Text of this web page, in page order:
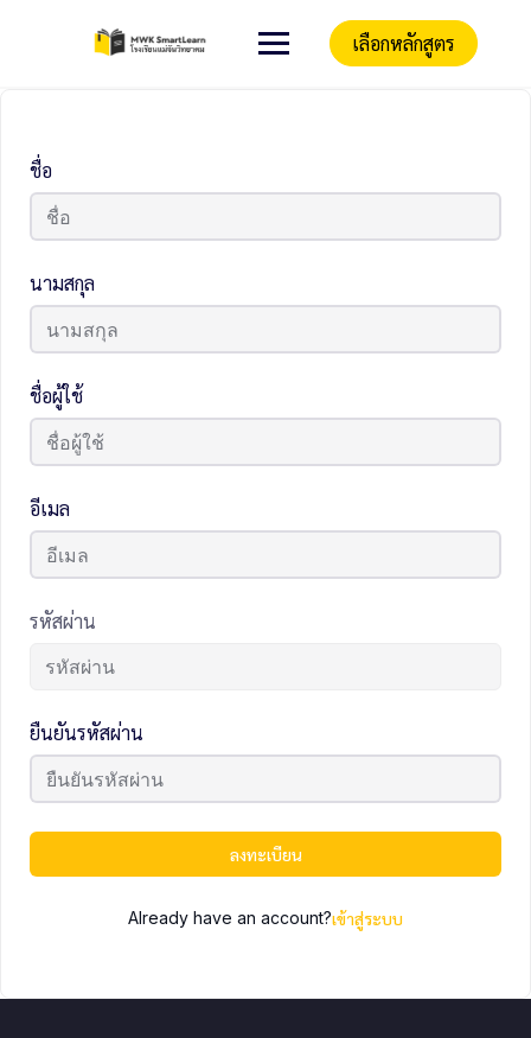
เลือกหลักสูตร
ชื่อ
นามสกุล
ชื่อผู้ใช้
อีเมล
รหัสผ่าน
ยืนยันรหัสผ่าน
ลงทะเบียน
Already have an account?เข้าสู่ระบบ